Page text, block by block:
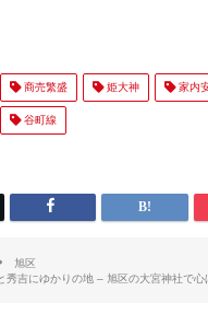
商売繁盛 姫大神 家内
谷町線
旭区
秀吉にゆかりの地 – 旭区の大宮神社で心